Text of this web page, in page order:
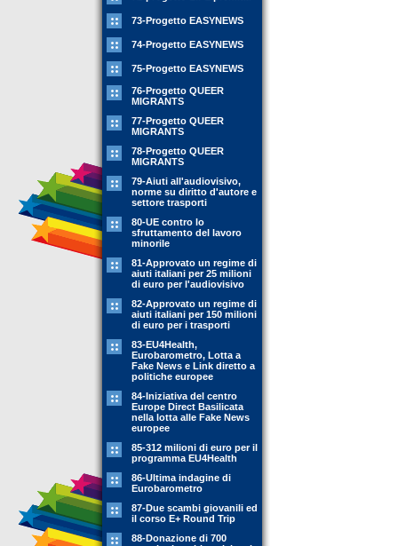
73-Progetto EASYNEWS
74-Progetto EASYNEWS
75-Progetto EASYNEWS
76-Progetto QUEER
MIGRANTS
77-Progetto QUEER
MIGRANTS
78-Progetto QUEER
MIGRANTS
79-Aiuti all'audiovisivo,
norme su diritto d'autore e
settore trasporti
80-UE contro lo
sfruttamento del lavoro
minorile
81-Approvato un regime di
aiuti italiani per 25 milioni
di euro per l'audiovisivo
82-Approvato un regime di
aiuti italiani per 150 milioni
di euro per i trasporti
83-EU4Health,
Eurobarometro, Lotta a
Fake News e Link diretto a
politiche europee
84-Iniziativa del centro
Europe Direct Basilicata
nella lotta alle Fake News
europee
85-312 milioni di euro per il
programma EU4Health
86-Ultima indagine di
Eurobarometro
87-Due scambi giovanili ed
il corso E+ Round Trip
88-Donazione di 700